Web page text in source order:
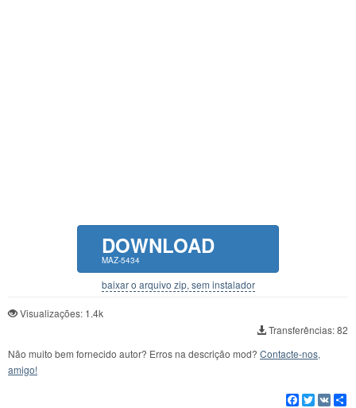
DOWNLOAD
MAZ-5434
baixar o arquivo zip, sem instalador
Visualizações: 1.4k
Transferências: 82
Não muito bem fornecido autor? Erros na descrição mod? Contacte-nos,
amigo!
Facebook
Twitter
VK